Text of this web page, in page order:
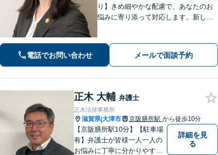
り】きめ細やかな配慮で、あなたのお
悩みに寄り添って対応します。新しい
にご相談ください。
電話でお問い合わせ メールで面談予約
正木 大輔 弁護士
正木法律事務所
滋賀県|大津市 京阪膳所駅 から徒歩10分
【京阪膳所駅10分】【駐車場
有】弁護士が皆様一人一人の
お悩みに丁寧に分かりやすく
詳細を見
る